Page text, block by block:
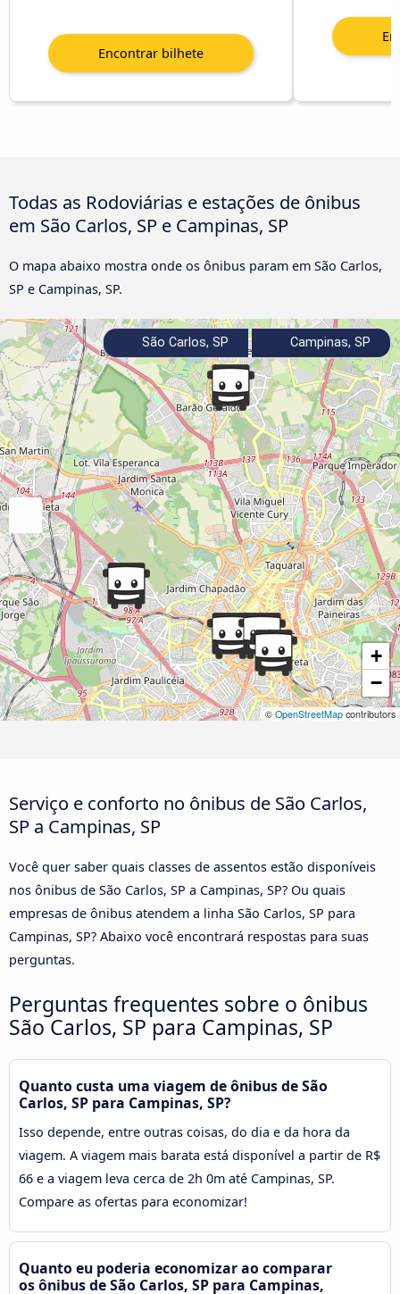
Todas as Rodoviárias e estações de ônibus
em São Carlos, SP e Campinas, SP
O mapa abaixo mostra onde os ônibus param em São Carlos,
SP e Campinas, SP.
+
−
© OpenStreetMap contributors
São Carlos, SP Campinas, SP
Serviço e conforto no ônibus de São Carlos,
SP a Campinas, SP
Você quer saber quais classes de assentos estão disponíveis
nos ônibus de São Carlos, SP a Campinas, SP? Ou quais
empresas de ônibus atendem a linha São Carlos, SP para
Campinas, SP? Abaixo você encontrará respostas para suas
perguntas.
Perguntas frequentes sobre o ônibus
São Carlos, SP para Campinas, SP
Quanto custa uma viagem de ônibus de São
Carlos, SP para Campinas, SP?
Isso depende, entre outras coisas, do dia e da hora da
viagem. A viagem mais barata está disponível a partir de R$
66 e a viagem leva cerca de 2h 0m até Campinas, SP.
Compare as ofertas para economizar!
Quanto eu poderia economizar ao comparar
os ônibus de São Carlos, SP para Campinas,